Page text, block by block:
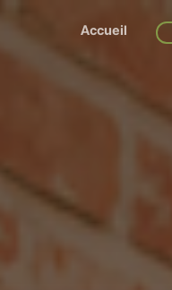
Accueil